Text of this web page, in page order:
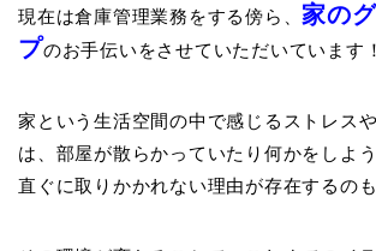
現在は倉庫管理業務をする傍ら、 家の
プのお手伝いをさせていただいています！
家という生活空間の中で感じるストレス
は、部屋が散らかっていたり何かをしよ
直ぐに取りかかれない理由が存在するのも